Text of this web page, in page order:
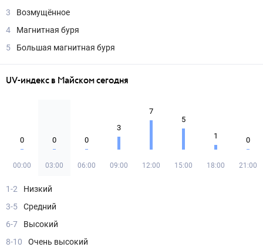
3
Возмущённое
4
Магнитная буря
5
Большая магнитная буря
UV-индекс в Майском сегодня
0
00:00
0
03:00
0
06:00
3
09:00
7
12:00
5
15:00
1
18:00
0
21:00
1-2
Низкий
3-5
Средний
6-7
Высокий
8-10
Очень высокий